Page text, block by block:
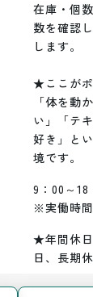
在庫・個
数を確認
します。
★ここがポ
「体を動
い」「テ
好き」と
境です。
9：00～18
※実働時間
★年間休
日、長期